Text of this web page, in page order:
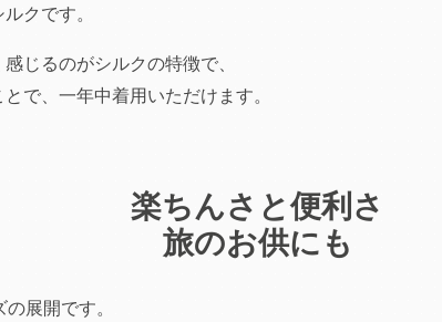
クです。
じるのがシルクの特徴で、
で、一年中着用いただけます。
楽ちんさと便利さ
旅のお供にも
展開です。